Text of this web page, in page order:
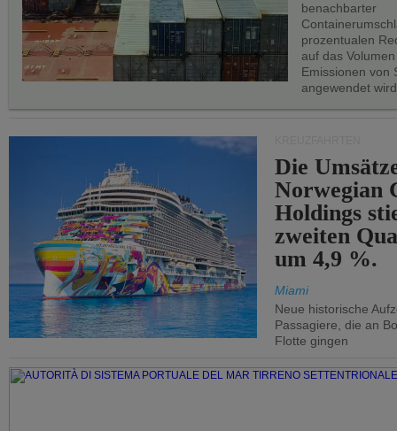
benachbarter
prozentualen
auf das
Emissionen von
angewendet
Die
Norwegian
Holdings
zweiten
um 4,9 %.
Miami
Neue historische
Passagiere, die an
Flotte gingen